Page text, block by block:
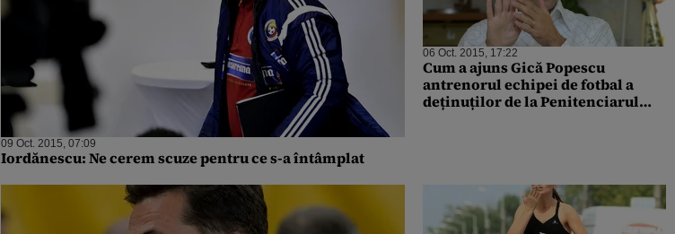
09 Oct. 2015, 07:09
Iordănescu: Ne cerem scuze pentru ce s-a întâmplat
06 Oct. 2015, 17:22
Cum a ajuns Gică Popescu
antrenorul echipei de fotbal a
deținuților de la Penitenciarul